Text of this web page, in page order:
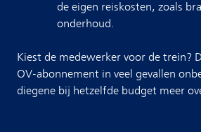
de eigen reiskosten, zoals
onderhoud.
Kiest de medewerker voor de trein?
OV-abonnement in veel gevallen
diegene bij hetzelfde budget meer